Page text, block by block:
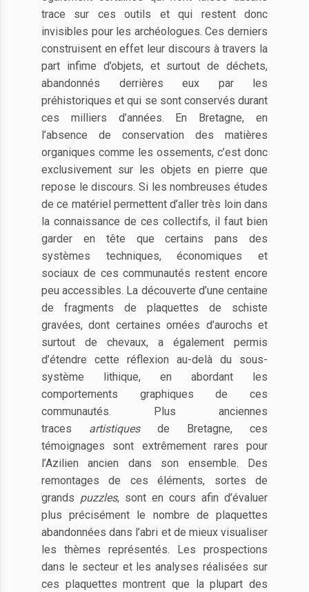
trace sur ces outils et qui restent donc
invisibles pour les archéologues. Ces derniers
construisent en effet leur discours à travers la
part infime d’objets, et surtout de déchets,
abandonnés derrières eux par les
préhistoriques et qui se sont conservés durant
ces milliers d’années. En Bretagne, en
l’absence de conservation des matières
organiques comme les ossements, c’est donc
exclusivement sur les objets en pierre que
repose le discours. Si les nombreuses études
de ce matériel permettent d’aller très loin dans
la connaissance de ces collectifs, il faut bien
garder en tête que certains pans des
systèmes techniques, économiques et
sociaux de ces communautés restent encore
peu accessibles. La découverte d’une centaine
de fragments de plaquettes de schiste
gravées, dont certaines ornées d’aurochs et
surtout de chevaux, a également permis
d’étendre cette réflexion au-delà du sous-
système lithique, en abordant les
comportements graphiques de ces
communautés. Plus anciennes
traces artistiquesde Bretagne, ces
témoignages sont extrêmement rares pour
l’Azilien ancien dans son ensemble. Des
remontages de ces éléments, sortes de
grands puzzles, sont en cours afin d’évaluer
plus précisément le nombre de plaquettes
abandonnées dans l’abri et de mieux visualiser
les thèmes représentés. Les prospections
dans le secteur et les analyses réalisées sur
ces plaquettes montrent que la plupart des